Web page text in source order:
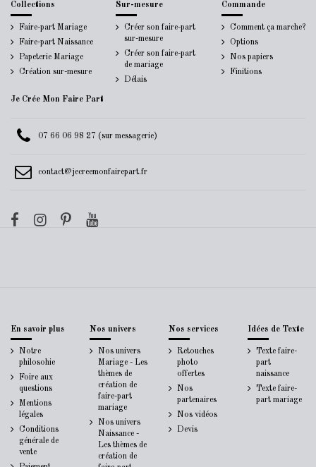
Collections
Faire-part Mariage
Faire-part Naissance
Papeterie Mariage
Création sur-mesure
Sur-mesure
Créer son faire-part
sur-mesure
Créer son faire-part
de mariage
Délais
Commande
Comment ça marche?
Options
Nos papiers
Finitions
Je Crée Mon Faire Part
07 66 06 98 27 (sur messagerie)
contact@jecreemonfairepart.fr
En savoir plus
Notre
philosohie
Foire aux
questions
Mentions
légales
Conditions
générale de
vente
Nos univers
Nos univers
Mariage - Les
thèmes de
création de
faire-part
mariage
Nos univers
Naissance -
Les thèmes de
création de
Nos services
Retouches
photo
offertes
Nos
partenaires
Nos vidéos
Devis
Idées de Texte
Texte faire-
part
naissance
Texte faire-
part mariage